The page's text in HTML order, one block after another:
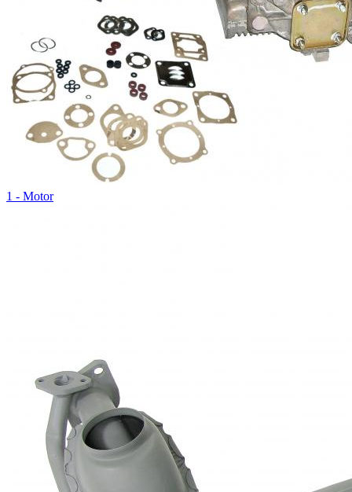
1 - Motor